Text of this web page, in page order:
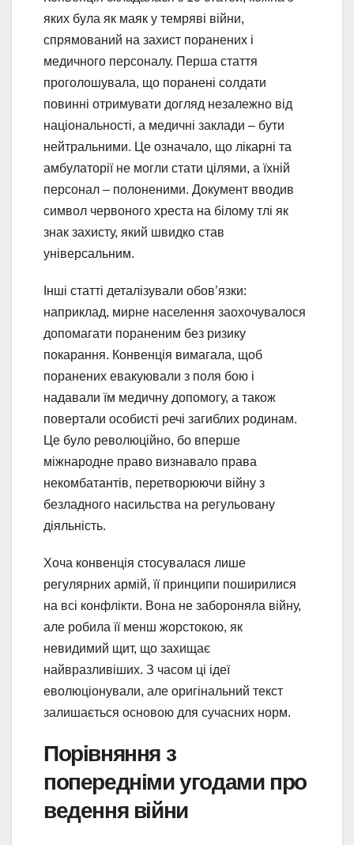
яких була як маяк у темряві війни,
спрямований на захист поранених і
медичного персоналу. Перша стаття
проголошувала, що поранені солдати
повинні отримувати догляд незалежно від
національності, а медичні заклади – бути
нейтральними. Це означало, що лікарні та
амбулаторії не могли стати цілями, а їхній
персонал – полоненими. Документ вводив
символ червоного хреста на білому тлі як
знак захисту, який швидко став
універсальним.
Інші статті деталізували обов’язки:
наприклад, мирне населення заохочувалося
допомагати пораненим без ризику
покарання. Конвенція вимагала, щоб
поранених евакуювали з поля бою і
надавали їм медичну допомогу, а також
повертали особисті речі загиблих родинам.
Це було революційно, бо вперше
міжнародне право визнавало права
некомбатантів, перетворюючи війну з
безладного насильства на регульовану
діяльність.
Хоча конвенція стосувалася лише
регулярних армій, її принципи поширилися
на всі конфлікти. Вона не забороняла війну,
але робила її менш жорстокою, як
невидимий щит, що захищає
найвразливіших. З часом ці ідеї
еволюціонували, але оригінальний текст
залишається основою для сучасних норм.
Порівняння з
попередніми угодами про
ведення війни